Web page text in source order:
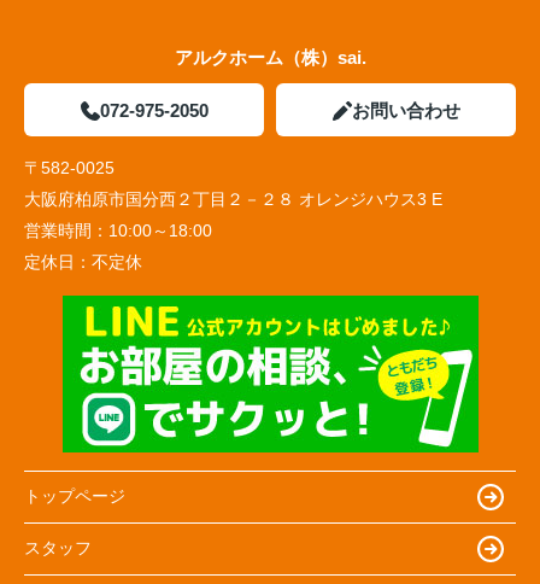
アルクホーム（株）sai.
072-975-2050 お問い合わせ
〒582-0025
大阪府柏原市国分西２丁目２－２８ オレンジハウス3 E
営業時間： 10:00～18:00
定休日： 不定休
トップページ
スタッフ